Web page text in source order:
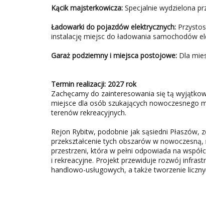
Kącik majsterkowicza: Specjalnie wydzielona
Ładowarki do pojazdów elektrycznych:
instalację miejsc do ładowania samochodów
Garaż podziemny i miejsca postojowe: Dla
Termin realizacji: 2027 rok
Zachęcamy do zainteresowania się tą
miejsce dla osób szukających nowoczesnego
terenów rekreacyjnych.
Rejon Rybitw, podobnie jak sąsiedni
przekształcenie tych obszarów w
przestrzeni, która w pełni odpowiada na
i rekreacyjne. Projekt przewiduje rozwój
handlowo-usługowych, a także tworzenie